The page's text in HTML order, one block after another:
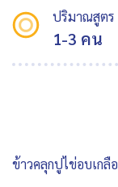
ปริมาณสูตร
1-3 คน
ข้าวคลุกปูไข่อบเกลือ